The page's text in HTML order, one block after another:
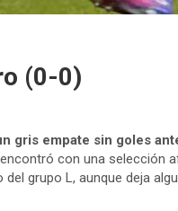
(0-0)
gris empate sin goles
con una selección
grupo L, aunque deja